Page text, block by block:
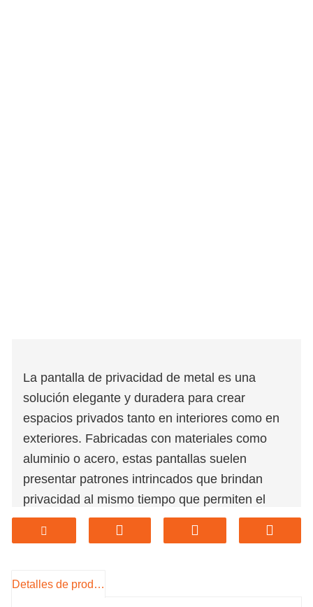
La pantalla de privacidad de metal es una
solución elegante y duradera para crear
espacios privados tanto en interiores como en
exteriores. Fabricadas con materiales como
aluminio o acero, estas pantallas suelen
presentar patrones intrincados que brindan
privacidad al mismo tiempo que permiten el
paso de luz y aire. Ideales para jardines, patios,
balcones, o como separadores de espacios, las
funcionalidad con estética. Son resistentes a la
Detalles de producto